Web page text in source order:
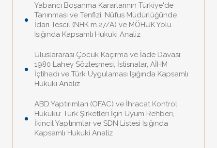
Yabancı Boşanma Kararlarının Türkiye'de
Tanınması ve Tenfizi: Nüfus Müdürlüğünde
İdari Tescil (NHK m.27/A) ve MÖHUK Yolu
Işığında Kapsamlı Hukuki Analiz
Uluslararası Çocuk Kaçırma ve İade Davası:
1980 Lahey Sözleşmesi, İstisnalar, AİHM
İçtihadı ve Türk Uygulaması Işığında Kapsamlı
Hukuki Analiz
ABD Yaptırımları (OFAC) ve İhracat Kontrol
Hukuku: Türk Şirketleri İçin Uyum Rehberi,
İkincil Yaptırımlar ve SDN Listesi Işığında
Kapsamlı Hukuki Analiz